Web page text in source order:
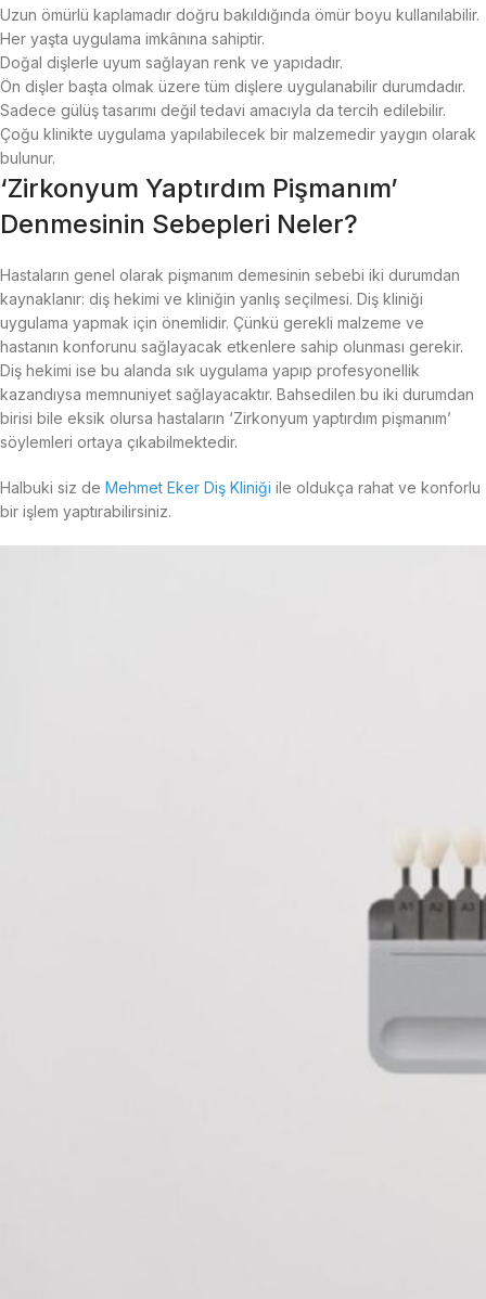
Uzun ömürlü kaplamadır doğru bakıldığında ömür boyu kullanılabilir.
Her yaşta uygulama imkânına sahiptir.
Doğal dişlerle uyum sağlayan renk ve yapıdadır.
Ön dişler başta olmak üzere tüm dişlere uygulanabilir durumdadır.
Sadece gülüş tasarımı değil tedavi amacıyla da tercih edilebilir.
Çoğu klinikte uygulama yapılabilecek bir malzemedir yaygın olarak
bulunur.
‘Zirkonyum Yaptırdım Pişmanım’
Denmesinin Sebepleri Neler?
Hastaların genel olarak pişmanım demesinin sebebi iki durumdan
kaynaklanır: diş hekimi ve kliniğin yanlış seçilmesi. Diş kliniği
uygulama yapmak için önemlidir. Çünkü gerekli malzeme ve
hastanın konforunu sağlayacak etkenlere sahip olunması gerekir.
Diş hekimi ise bu alanda sık uygulama yapıp profesyonellik
kazandıysa memnuniyet sağlayacaktır. Bahsedilen bu iki durumdan
birisi bile eksik olursa hastaların ‘Zirkonyum yaptırdım pişmanım’
söylemleri ortaya çıkabilmektedir.
Halbuki siz de Mehmet Eker Diş Kliniği ile oldukça rahat ve konforlu
bir işlem yaptırabilirsiniz.